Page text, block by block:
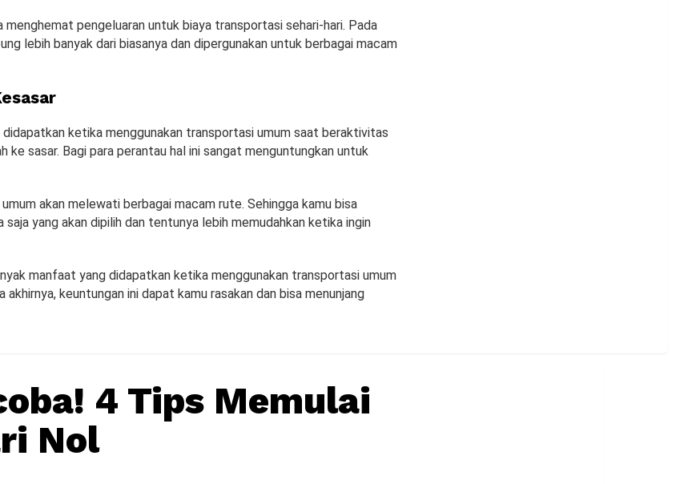
menghemat pengeluaran untuk biaya transportasi sehari-hari. Pada
lebih banyak dari biasanya dan dipergunakan untuk berbagai macam
ketika menggunakan transportasi umum saat beraktivitas
ke sasar. Bagi para perantau hal ini sangat menguntungkan untuk
akan melewati berbagai macam rute. Sehingga kamu bisa
saja yang akan dipilih dan tentunya lebih memudahkan ketika ingin
manfaat yang didapatkan ketika menggunakan transportasi umum
keuntungan ini dapat kamu rasakan dan bisa menunjang
4 Tips Memulai
Nol